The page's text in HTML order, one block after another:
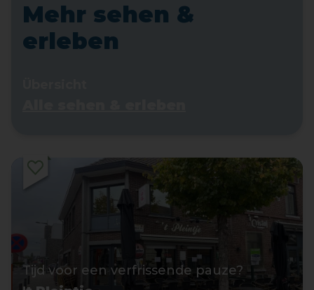
Mehr sehen &
erleben
Tijd voor een verfrissende pauze?